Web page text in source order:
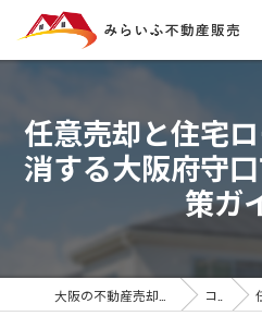
任意売却と住宅
消する大阪府守
策ガ
コラム